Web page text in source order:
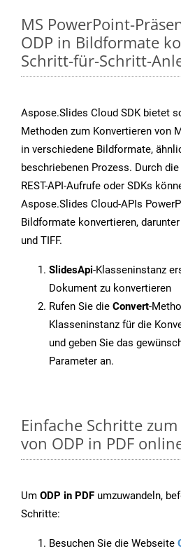
MS PowerPoint-
ODP in Bildformate
Schritt-für-Schritt-
Aspose.Slides Cloud SDK bietet
Methoden zum Konvertieren von
in verschiedene Bildformate,
beschriebenen Prozess. Durch
REST-API-Aufrufe oder SDKs
Aspose.Slides Cloud-APIs
Bildformate konvertieren, darunter
und TIFF.
SlidesApi-Klasseninstanz
Dokument zu konvertieren
Rufen Sie die Convert-
Klasseninstanz für die
und geben Sie das
Parameter an.
Einfache Schritte
von ODP in PDF
Um ODP in PDF umzuwandeln,
Schritte:
Besuchen Sie die Webseite